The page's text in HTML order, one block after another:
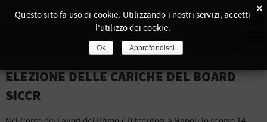
ELEZIONE DELLE CARICHE DEL BOARD
SICCR
×
Questo sito fa uso di cookie. Utilizzando i nostri servizi, accetti
l'utilizzo dei cookie.
Ok Approfondisci